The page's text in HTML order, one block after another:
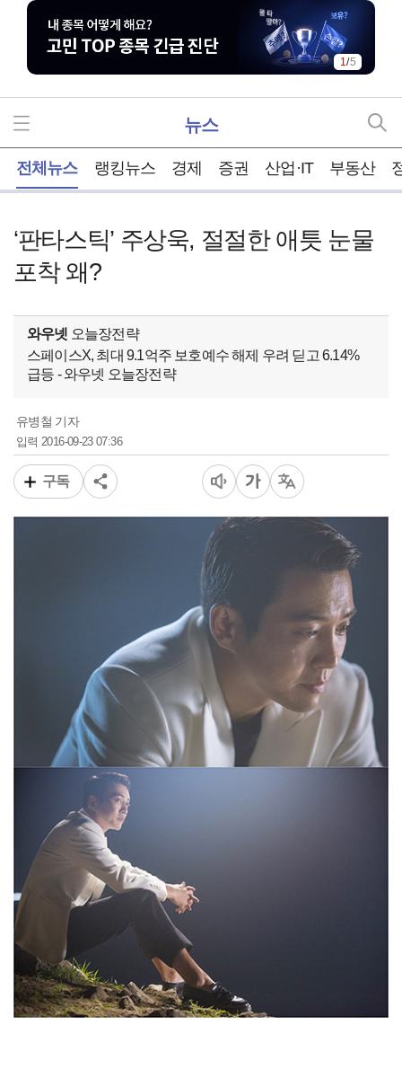
1/5
뉴스
전체뉴스 랭킹뉴스 경제 증권 산업·IT 부동산
‘판타스틱’ 주상욱, 절절한 애틋 눈물
포착 왜?
와우넷 오늘장전략
스페이스X, 최대 9.1억주 보호예수 해제 우려 딛고 6.14%
급등 - 와우넷 오늘장전략
유병철 기자
입력2016-09-23 07:36
구독